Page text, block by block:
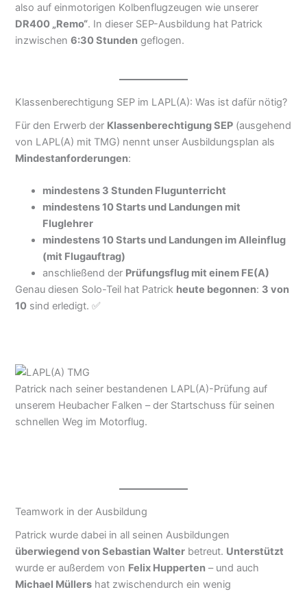
also auf einmotorigen Kolbenflugzeugen wie unserer
DR400 „Remo“. In dieser SEP-Ausbildung hat Patrick
inzwischen6:30 Stunden geflogen.
Klassenberechtigung SEP im LAPL(A): Was ist dafür nötig?
Für den Erwerb der Klassenberechtigung SEP (ausgehend
von LAPL(A) mit TMG) nennt unser Ausbildungsplan als
Mindestanforderungen:
mindestens 3 Stunden Flugunterricht
mindestens 10 Starts und Landungen mit
Fluglehrer
mindestens 10 Starts und Landungen im Alleinflug
(mit Flugauftrag)
anschließend der Prüfungsflug mit einem FE(A)
Genau diesen Solo-Teil hat Patrick heute begonnen: 3 von
10 sind erledigt. ✅
Patrick nach seiner bestandenen LAPL(A)-Prüfung auf
unserem Heubacher Falken – der Startschuss für seinen
schnellen Weg im Motorflug.
Teamwork in der Ausbildung
Patrick wurde dabei in all seinen Ausbildungen
überwiegend von Sebastian Walter betreut. Unterstützt
wurde er außerdem von Felix Hupperten – und auch
Michael Müllers hat zwischendurch ein wenig